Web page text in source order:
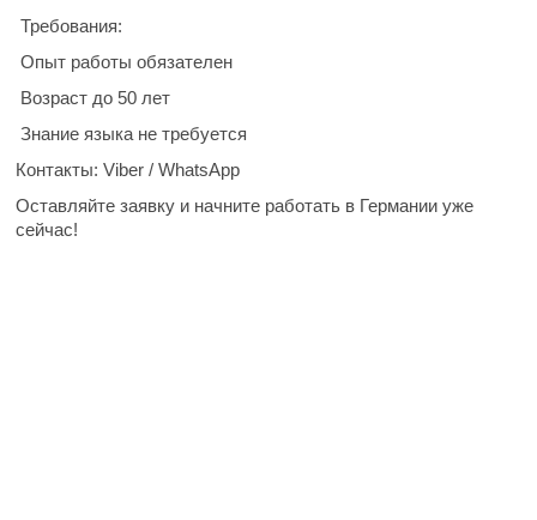
Требования:
Опыт работы обязателен
Возраст до 50 лет
Знание языка не требуется
Контакты: Viber / WhatsApp
Оставляйте заявку и начните работать в Германии уже
сейчас!